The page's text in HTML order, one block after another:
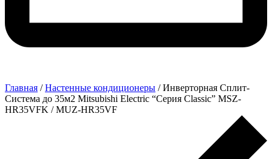
Главная /Настенные кондиционеры / Инверторная Сплит-
Система до 35м2 Mitsubishi Electric “Серия Classic” MSZ-
HR35VFK / MUZ-HR35VF